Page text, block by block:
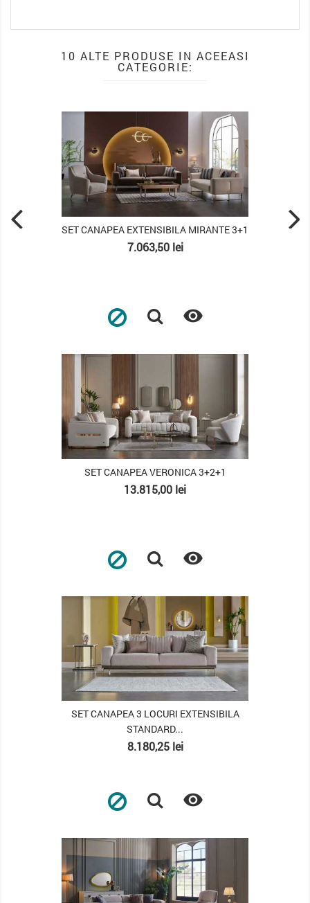
10 ALTE PRODUSE IN ACEEASI
CATEGORIE:
SET CANAPEA EXTENSIBILA MIRANTE 3+1
Pret
7.063,50 lei

SET CANAPEA VERONICA 3+2+1
Pret
13.815,00 lei

SET CANAPEA 3 LOCURI EXTENSIBILA
STANDARD...
Pret
8.180,25 lei
